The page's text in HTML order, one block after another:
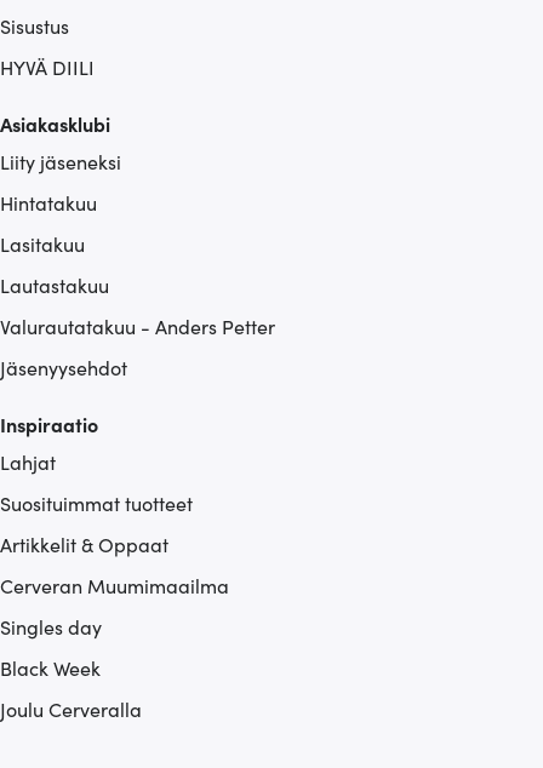
Sisustus
HYVÄ DIILI
Asiakasklubi
Liity jäseneksi
Hintatakuu
Lasitakuu
Lautastakuu
Valurautatakuu - Anders Petter
Jäsenyysehdot
Inspiraatio
Lahjat
Suosituimmat tuotteet
Artikkelit & Oppaat
Cerveran Muumimaailma
Singles day
Black Week
Joulu Cerveralla